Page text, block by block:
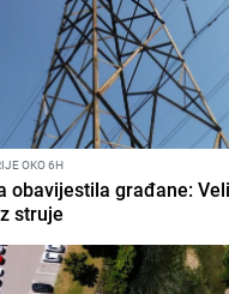
OKO 6H
obavijestila građane:
struje